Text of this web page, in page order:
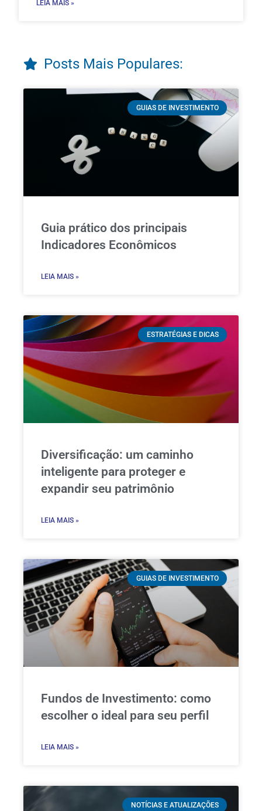
LEIA MAIS »
Posts Mais Populares:
GUIAS DE INVESTIMENTO
Guia prático dos principais
Indicadores Econômicos
LEIA MAIS »
ESTRATÉGIAS E DICAS
Diversificação: um caminho
inteligente para proteger e
expandir seu patrimônio
LEIA MAIS »
GUIAS DE INVESTIMENTO
Fundos de Investimento: como
escolher o ideal para seu perfil
LEIA MAIS »
NOTÍCIAS E ATUALIZAÇÕES